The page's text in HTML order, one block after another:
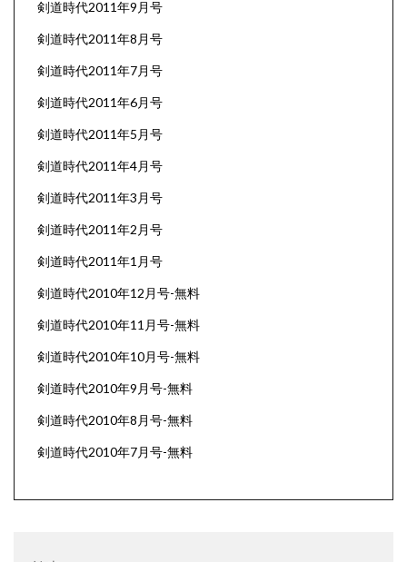
剣道時代2011年9月号
剣道時代2011年8月号
剣道時代2011年7月号
剣道時代2011年6月号
剣道時代2011年5月号
剣道時代2011年4月号
剣道時代2011年3月号
剣道時代2011年2月号
剣道時代2011年1月号
剣道時代2010年12月号-無料
剣道時代2010年11月号-無料
剣道時代2010年10月号-無料
剣道時代2010年9月号-無料
剣道時代2010年8月号-無料
剣道時代2010年7月号-無料